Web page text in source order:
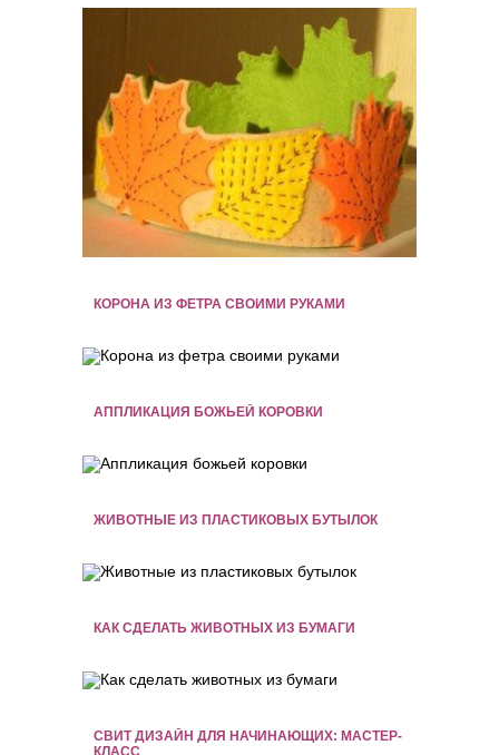
КОРОНА ИЗ ФЕТРА СВОИМИ РУКАМИ
АППЛИКАЦИЯ БОЖЬЕЙ КОРОВКИ
ЖИВОТНЫЕ ИЗ ПЛАСТИКОВЫХ БУТЫЛОК
КАК СДЕЛАТЬ ЖИВОТНЫХ ИЗ БУМАГИ
СВИТ ДИЗАЙН ДЛЯ НАЧИНАЮЩИХ: МАСТЕР-
КЛАСС